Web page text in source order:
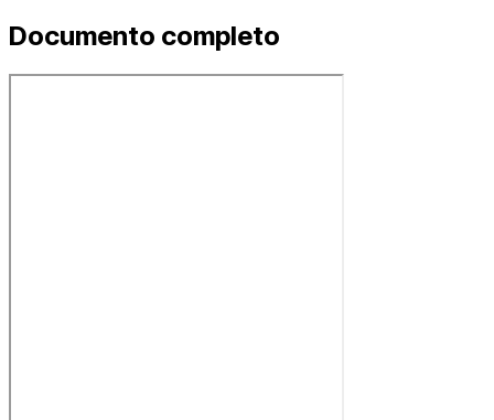
Documento completo